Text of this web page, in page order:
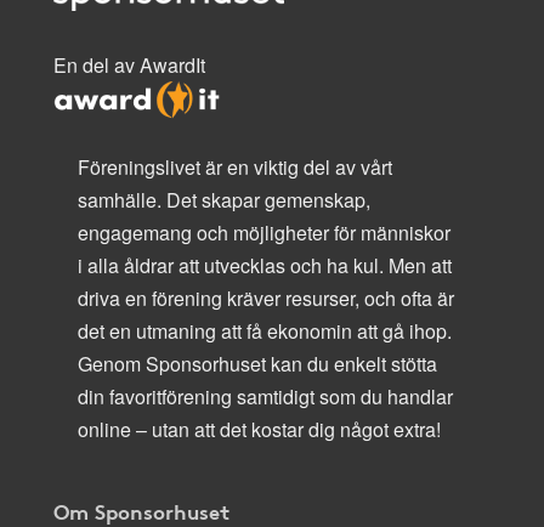
En del av AwardIt
Föreningslivet är en viktig del av vårt
samhälle. Det skapar gemenskap,
engagemang och möjligheter för människor
i alla åldrar att utvecklas och ha kul. Men att
driva en förening kräver resurser, och ofta är
det en utmaning att få ekonomin att gå ihop.
Genom Sponsorhuset kan du enkelt stötta
din favoritförening samtidigt som du handlar
online – utan att det kostar dig något extra!
Om Sponsorhuset